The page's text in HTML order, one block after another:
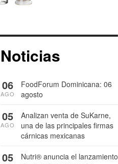
Noticias
FoodForum Dominicana: 06
agosto
06
AGO
Analizan venta de SuKarne,
una de las principales firmas
cárnicas mexicanas
05
AGO
Nutri® anuncia el lanzamiento
05